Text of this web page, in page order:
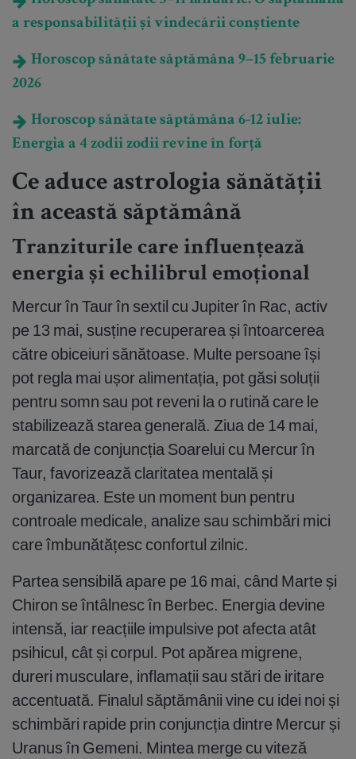
a responsabilității și vindecării conștiente
Horoscop sănătate săptămâna 9–15 februarie
2026
Horoscop sănătate săptămâna 6-12 iulie:
Energia a 4 zodii zodii revine în forță
Ce aduce astrologia sănătății
în această săptămână
Tranziturile care influențează
energia și echilibrul emoțional
Mercur în Taur în sextil cu Jupiter în Rac, activ
pe 13 mai, susține recuperarea și întoarcerea
către obiceiuri sănătoase. Multe persoane își
pot regla mai ușor alimentația, pot găsi soluții
pentru somn sau pot reveni la o rutină care le
stabilizează starea generală. Ziua de 14 mai,
marcată de conjuncția Soarelui cu Mercur în
Taur, favorizează claritatea mentală și
organizarea. Este un moment bun pentru
controale medicale, analize sau schimbări mici
care îmbunătățesc confortul zilnic.
Partea sensibilă apare pe 16 mai, când Marte și
Chiron se întâlnesc în Berbec. Energia devine
intensă, iar reacțiile impulsive pot afecta atât
psihicul, cât și corpul. Pot apărea migrene,
dureri musculare, inflamații sau stări de iritare
accentuată. Finalul săptămânii vine cu idei noi și
schimbări rapide prin conjuncția dintre Mercur și
Uranus în Gemeni. Mintea merge cu viteză